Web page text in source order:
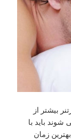
بیشتر از
باید با
زمان